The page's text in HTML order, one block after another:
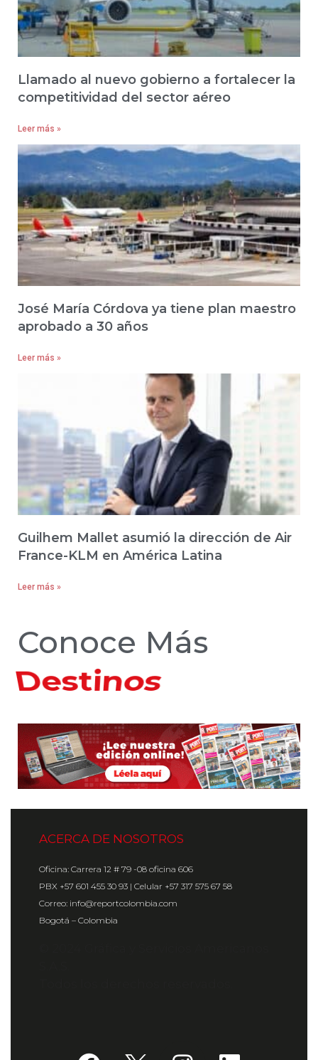
Llamado al nuevo gobierno a fortalecer la
competitividad del sector aéreo
Leer más »
José María Córdova ya tiene plan maestro
aprobado a 30 años
Leer más »
Guilhem Mallet asumió la dirección de Air
France-KLM en América Latina
Leer más »
Conoce Más
Hoteles
ACERCA DE NOSOTROS
Oficina: Carrera 12 # 79 -08 oficina 606
PBX +57 601 455 30 93 | Celular +57 317 575 67 58
Correo: info@reportcolombia.com
Bogotá – Colombia